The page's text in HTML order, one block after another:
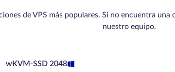
de VPS más populares. Si no encuentra
nuestro equipo.
wKVM-SSD 2048